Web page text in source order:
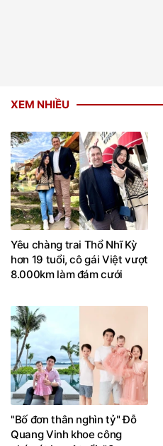
XEM NHIỀU
Yêu chàng trai Thổ Nhĩ Kỳ
hơn 19 tuổi, cô gái Việt vượt
8.000km làm đám cưới
"Bố đơn thân nghìn tỷ" Đỗ
Quang Vinh khoe công